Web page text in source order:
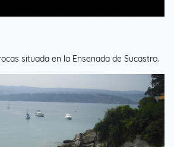
situada en la Ensenada de Sucastro.